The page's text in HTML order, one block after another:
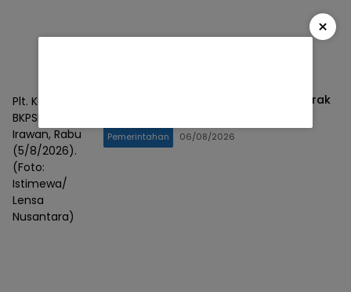
Plt. Kepala
BKPSDM Deni
Irawan, Rabu
(5/8/2026).
(Foto:
Istimewa/
Lensa
Nusantara)
Pemkab Jember Beri Kepastian Kontrak
Pemerintahan 06/08/2026
×